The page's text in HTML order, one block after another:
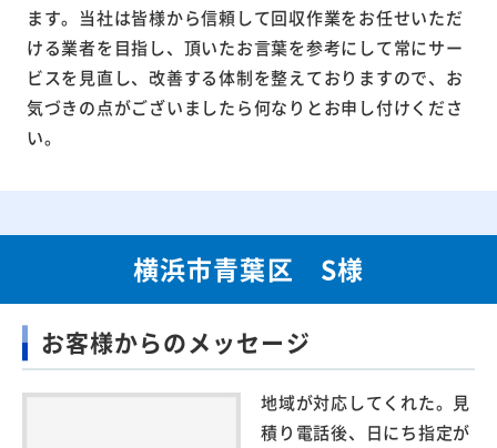
ます。当社は皆様から信頼して回収作業をお任せいただ
ける業者を目指し、頂いたお言葉を参考にして常にサー
ビスを見直し、改善する体制を整えておりますので、お
気づきの点がございましたら何なりとお申し付けくださ
い。
横浜市青葉区 S様
お客様からのメッセージ
地域が対応してくれた。見
積り電話後、日にち指定が